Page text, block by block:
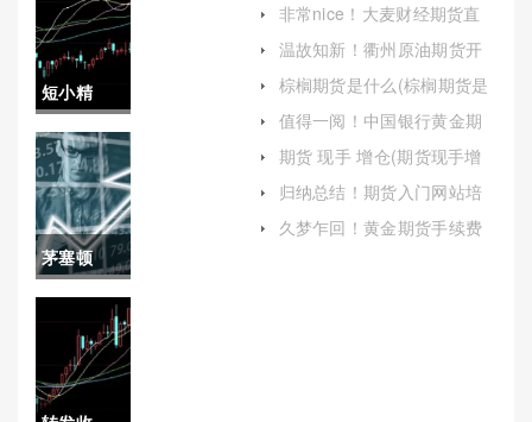
短小精
湛！原油
期货行情
(投资者需
要密切关
注市场动
态)
茅塞顿
开！国际
期货的手
续费(国际
非常nice！大麦财经期货直
播喊单室(投资者的实时指南
针)
温故知新！衢州原油期货开
户保证金（根据自己的需求
和实际情况进行选择）
棕榈期货是什么(棕榈期货是
值得一阅！中国银行黄金期
货保证金(期货黄金保证金怎
么收取)
期货 现手 增仓(期货现手增
仓开平)
归纳总结！期货入门网站培
训视频期货开户网站（为投
资者提供了便捷的开户和交
久梦乍回！黄金期货手续费